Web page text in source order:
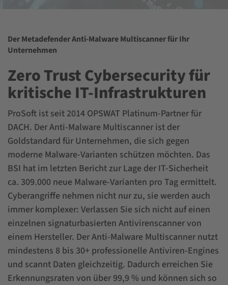
Der Metadefender Anti-Malware Multiscanner für Ihr
Unternehmen
Zero Trust Cybersecurity für
kritische IT-Infrastrukturen
ProSoft ist seit 2014 OPSWAT Platinum-Partner für
DACH. Der Anti-Malware Multiscanner ist der
Goldstandard für Unternehmen, die sich gegen
moderne Malware-Varianten schützen möchten. Das
BSI hat im letzten Bericht zur Lage der IT-Sicherheit
ca. 309.000 neue Malware-Varianten pro Tag ermittelt.
Cyberangriffe nehmen nicht nur zu, sie werden auch
immer komplexer: Verlassen Sie sich nicht auf einen
einzelnen signaturbasierten Antivirenscanner von
einem Hersteller. Der Anti-Malware Multiscanner nutzt
mindestens 8 bis 30+ professionelle Antiviren-Engines
und scannt Daten gleichzeitig. Dadurch erreichen Sie
Erkennungsraten von über 99,9 % und können sich so